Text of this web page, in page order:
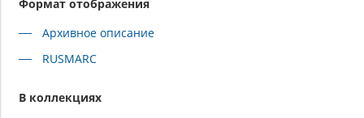
Формат отображения
Архивное описание
RUSMARC
В коллекциях